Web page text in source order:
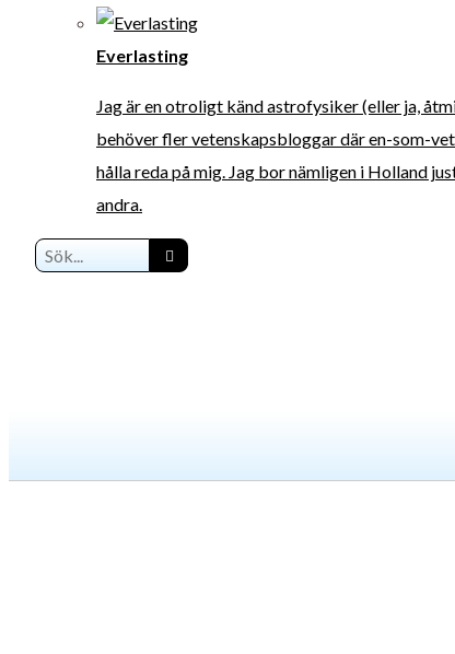
Everlasting
Jag är en otroligt känd astrofysiker (eller ja,
behöver fler vetenskapsbloggar där en-som-
hålla reda på mig. Jag bor nämligen i Holland
andra.